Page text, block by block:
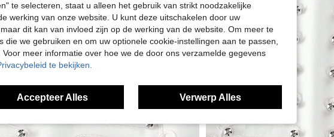
te selecteren, staat u alleen het gebruik van strikt noodzakelijke
werking van onze website. U kunt deze uitschakelen door uw
dit kan van invloed zijn op de werking van de website. Om meer te
die we gebruiken en om uw optionele cookie-instellingen aan te passen,
meer informatie over hoe we de door ons verzamelde gegevens
te bekijken.
Accepteer Alles Verwerp Alles